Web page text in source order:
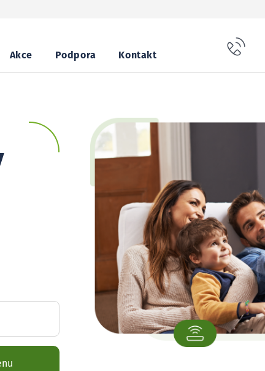
Akce Podpora Kontakt